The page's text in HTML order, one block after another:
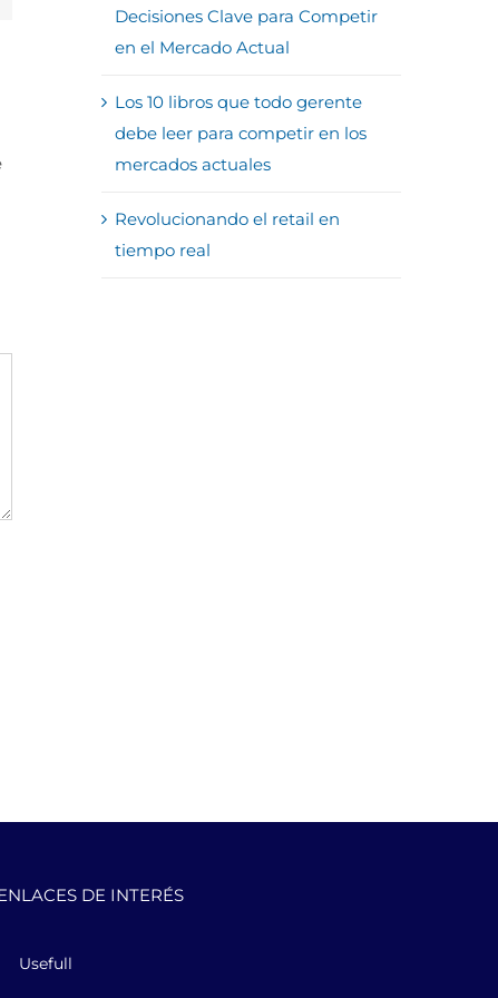
Decisiones Clave para Competir
en el Mercado Actual
Los 10 libros que todo gerente
debe leer para competir en los
mercados actuales
Revolucionando el retail en
tiempo real
DE INTERÉS
Usefull